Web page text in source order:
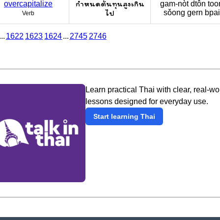
overcapitalize
Verb
กำหนดต้นทุนสูงเกิน
ไป
gam-nòt dtôn
sǒong gern bpai
1622 1623 1624... 2745 2746
Learn practical Thai with clear, real-
lessons designed for everyday use.
Start learning Thai